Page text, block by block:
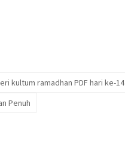
kultum ramadhan PDF hari ke-14
Penuh